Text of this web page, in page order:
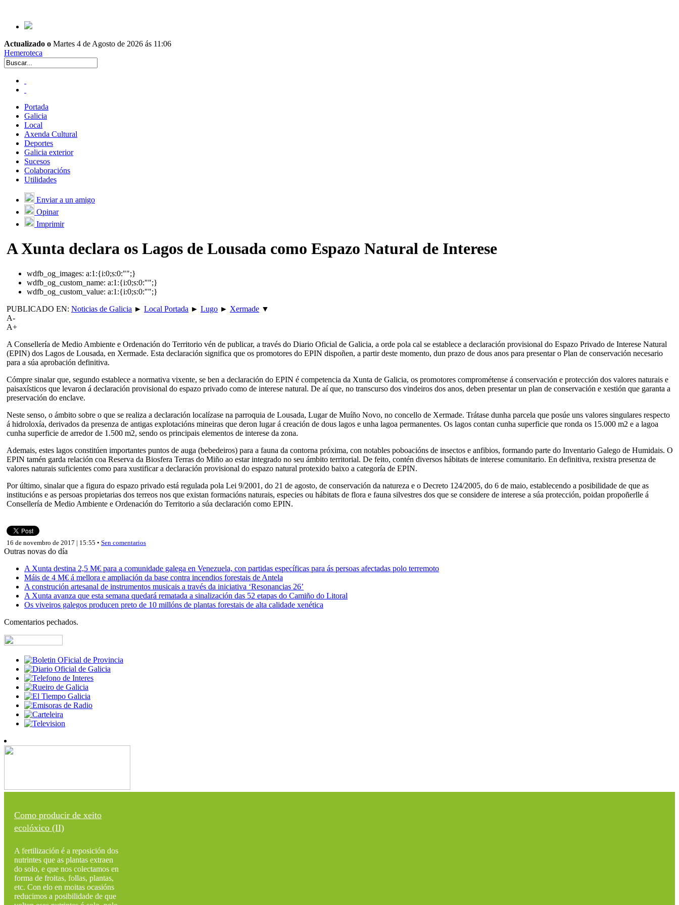
Actualizado o Martes 4 de Agosto de 2026 ás 11:06
Hemeroteca
Portada
Galicia
Local
Axenda Cultural
Deportes
Galicia exterior
Sucesos
Colaboracións
Utilidades
Enviar a un amigo
Opinar
Imprimir
A Xunta declara os Lagos de Lousada como Espazo Natural de Interese
wdfb_og_images: a:1:{i:0;s:0:"";}
wdfb_og_custom_name: a:1:{i:0;s:0:"";}
wdfb_og_custom_value: a:1:{i:0;s:0:"";}
PUBLICADO EN: Noticias de Galicia ► Local Portada ► Lugo ► Xermade ▼
A-
A+
A Consellería de Medio Ambiente e Ordenación do Territorio vén de publicar, a través do Diario Oficial de Galicia, a orde pola cal se establece a declaración provisional do Espazo Privado de Interese Natural
(EPIN) dos Lagos de Lousada, en Xermade. Esta declaración significa que os promotores do EPIN dispoñen, a partir deste momento, dun prazo de dous anos para presentar o Plan de conservación necesario
para a súa aprobación definitiva.
Cómpre sinalar que, segundo establece a normativa vixente, se ben a declaración do EPIN é competencia da Xunta de Galicia, os promotores comprométense á conservación e protección dos valores naturais e
paisaxísticos que levaron á declaración provisional do espazo privado como de interese natural. De aí que, no transcurso dos vindeiros dos anos, deben presentar un plan de conservación e xestión que garanta a
preservación do enclave.
Neste senso, o ámbito sobre o que se realiza a declaración localízase na parroquia de Lousada, Lugar de Muíño Novo, no concello de Xermade. Trátase dunha parcela que posúe uns valores singulares respecto
á hidroloxía, derivados da presenza de antigas explotacións mineiras que deron lugar á creación de dous lagos e unha lagoa permanentes. Os lagos contan cunha superficie que ronda os 15.000 m2 e a lagoa
cunha superficie de arredor de 1.500 m2, sendo os principais elementos de interese da zona.
Ademais, estes lagos constitúen importantes puntos de auga (bebedeiros) para a fauna da contorna próxima, con notables poboacións de insectos e anfibios, formando parte do Inventario Galego de Humidais. O
EPIN tamén garda relación coa Reserva da Biosfera Terras do Miño ao estar integrado no seu ámbito territorial. De feito, contén diversos hábitats de interese comunitario. En definitiva, rexistra presenza de
valores naturais suficientes como para xustificar a declaración provisional do espazo natural protexido baixo a categoría de EPIN.
Por último, sinalar que a figura do espazo privado está regulada pola Lei 9/2001, do 21 de agosto, de conservación da natureza e o Decreto 124/2005, do 6 de maio, establecendo a posibilidade de que as
institucións e as persoas propietarias dos terreos nos que existan formacións naturais, especies ou hábitats de flora e fauna silvestres dos que se considere de interese a súa protección, poidan propoñerlle á
Consellería de Medio Ambiente e Ordenación do Territorio a súa declaración como EPIN.
16 de novembro de 2017 | 15:55 • Sen comentarios
Outras novas do día
A Xunta destina 2,5 M€ para a comunidade galega en Venezuela, con partidas específicas para ás persoas afectadas polo terremoto
Máis de 4 M€ á mellora e ampliación da base contra incendios forestais de Antela
A construción artesanal de instrumentos musicais a través da iniciativa ‘Resonancias 26’
A Xunta avanza que esta semana quedará rematada a sinalización das 52 etapas do Camiño do Litoral
Os viveiros galegos producen preto de 10 millóns de plantas forestais de alta calidade xenética
Comentarios pechados.
Como producir de xeito
ecolóxico (II)
A fertilización é a reposición dos
nutrintes que as plantas extraen
do solo, e que nos colectamos en
forma de froitas, follas, plantas,
etc. Con elo en moitas ocasións
reducimos a posibilidade de que